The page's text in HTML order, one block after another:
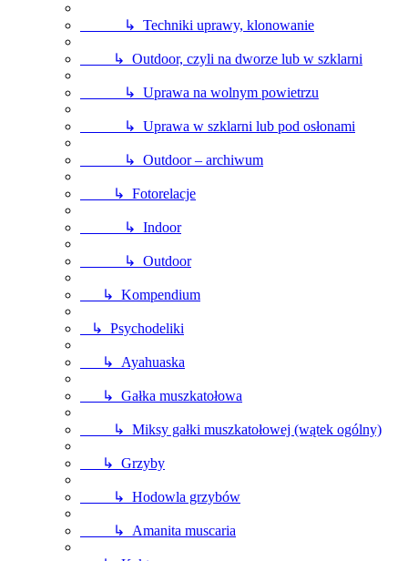
↳ Techniki uprawy, klonowanie
↳ Outdoor, czyli na dworze lub w szklarni
↳ Uprawa na wolnym powietrzu
↳ Uprawa w szklarni lub pod osłonami
↳ Outdoor – archiwum
↳ Fotorelacje
↳ Indoor
↳ Outdoor
↳ Kompendium
↳ Psychodeliki
↳ Ayahuaska
↳ Gałka muszkatołowa
↳ Miksy gałki muszkatołowej (wątek ogólny)
↳ Grzyby
↳ Hodowla grzybów
↳ Amanita muscaria